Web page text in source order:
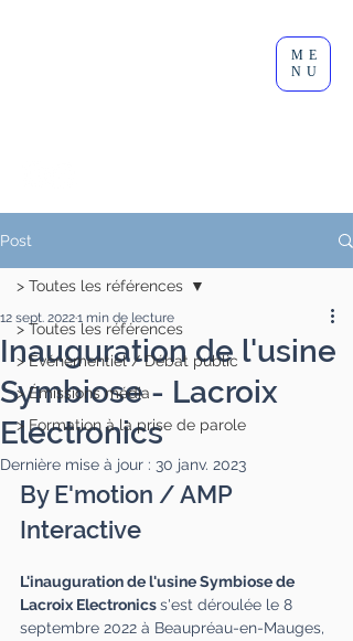
ME
NU
Post
> Toutes les références
> Événementiel / Débat public
> Émissions média
> Formation à la prise de parole
> Toutes les références
Inauguration de l'usine
Symbiose - Lacroix
Electronics
12 sept. 20221 min de lecture
Dernière mise à jour : 30 janv. 2023
By E'motion / AMP
Interactive
L'inauguration de l'usine Symbiose de
Lacroix Electronics s'est déroulée le 8
septembre 2022 à Beaupréau-en-Mauges,